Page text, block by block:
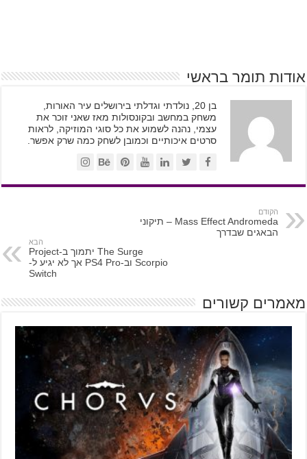
אודות תומר בראשי
בן 20, נולדתי וגדלתי בירושלים עיר האורות,
משחק במחשב ובקונסולות מאז שאני זוכר את
עצמי, נהנה לשמוע את כל סוגי המוזיקה, לראות
סרטים איכותיים וכמובן לשחק כמה שרק אפשר.
הקודם
Mass Effect Andromeda – תיקוני
הבאגים שבדרך
הבא
The Surge יתמוך ב-Project
Scorpio וב-PS4 Pro אך לא יגיע ל-
Switch
מאמרים קשורים